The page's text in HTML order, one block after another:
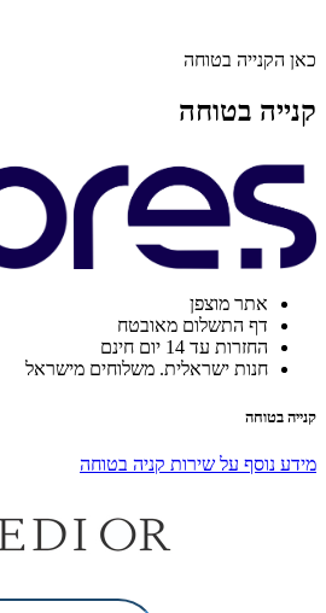
כאן הקנייה בטוחה
קנייה בטוחה
אתר מוצפן
דף התשלום מאובטח
החזרות עד 14 יום חינם
חנות ישראלית. משלוחים מישראל
קנייה בטוחה
מידע נוסף על שירות קניה בטוחה